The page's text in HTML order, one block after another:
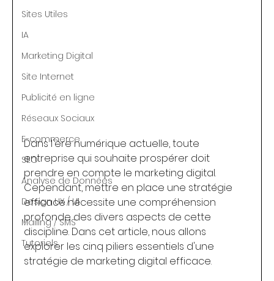
Sites Utiles
IA
Marketing Digital
Site Internet
Publicité en ligne
Réseaux Sociaux
E-commerce
SEO
Analyse de Données
Design UX / UI
Mailing / SMS
Tutoriels
Dans l'ère numérique actuelle, toute
entreprise qui souhaite prospérer doit
prendre en compte le marketing digital.
Cependant, mettre en place une stratégie
efficace nécessite une compréhension
profonde des divers aspects de cette
discipline. Dans cet article, nous allons
explorer les cinq piliers essentiels d'une
stratégie de marketing digital efficace.